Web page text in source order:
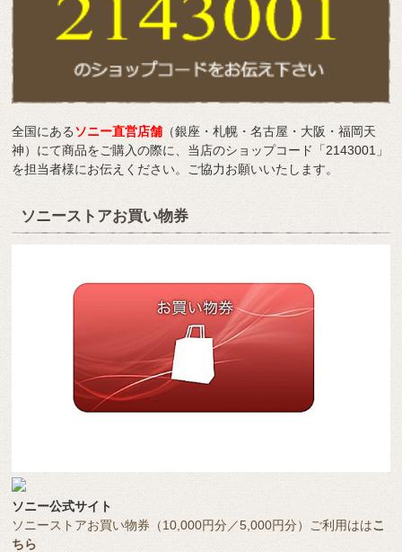
全国にあるソニー直営店舗 （銀座・札幌・名古屋・大阪・福岡天
神）にて商品をご購入の際に、当店のショップコード「2143001」
を担当者様にお伝えください。ご協力お願いいたします。
ソニーストアお買い物券
ソニー公式サイト
ソニーストアお買い物券（10,000円分／5,000円分）ご利用ははこ
ちら